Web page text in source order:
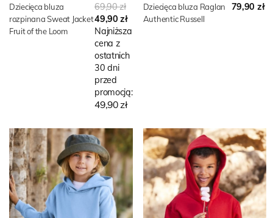
Dziecięca bluza
rozpinana Sweat Jacket
Fruit of the Loom
69,90 zł
49,90 zł
Najniższa
cena z
ostatnich
30 dni
przed
promocją:
49,90 zł
Dziecięca bluza Raglan
Authentic Russell
79,90 zł